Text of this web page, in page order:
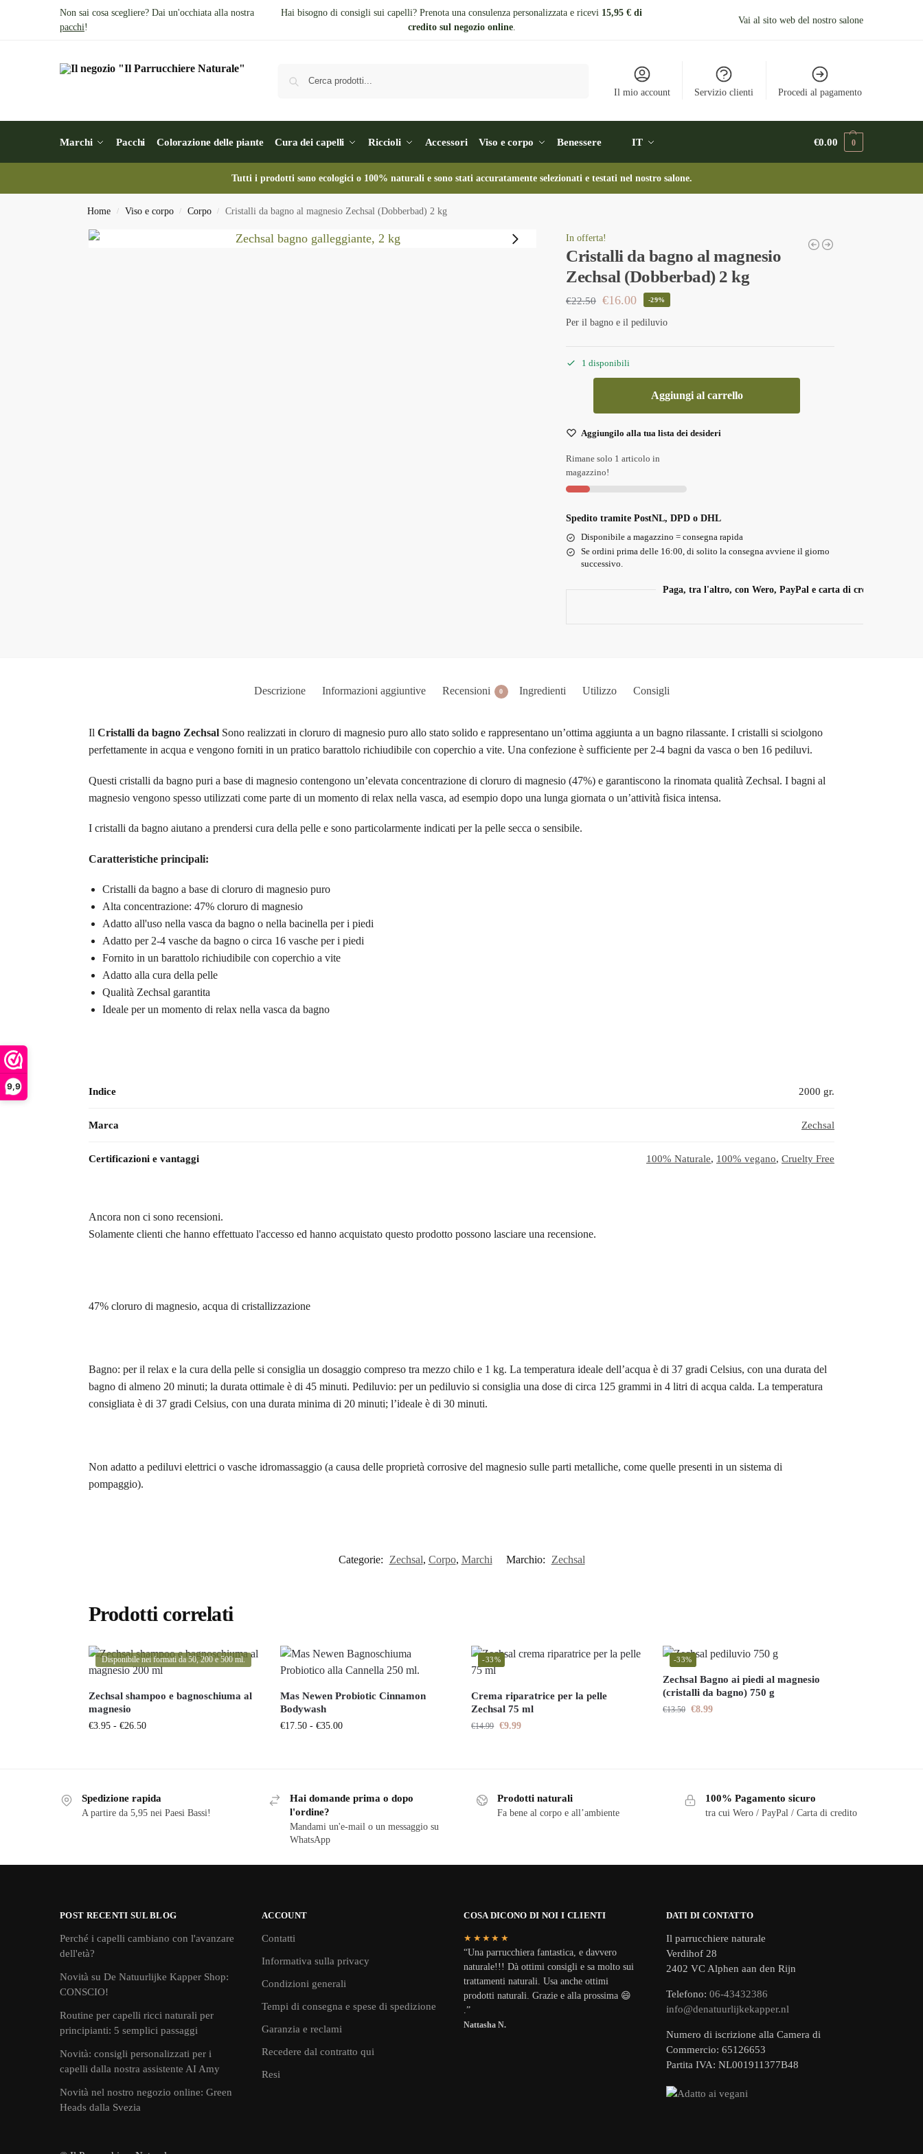
9,9
Non sai cosa scegliere? Dai un'occhiata alla nostra
pacchi!
Hai bisogno di consigli sui capelli? Prenota una consulenza personalizzata e ricevi 15,95 € di
credito sul negozio online.
Vai al sito web del nostro salone
Il mio account Servizio clienti Procedi al pagamento
Marchi Pacchi Colorazione delle piante Cura dei capelli Riccioli Accessori Viso e corpo Benessere IT €0.00 0
Tutti i prodotti sono ecologici o 100% naturali e sono stati accuratamente selezionati e testati nel nostro salone.
Home / Viso e corpo / Corpo / Cristalli da bagno al magnesio Zechsal (Dobberbad) 2 kg
In offerta!
Cristalli da bagno al magnesio
Zechsal (Dobberbad) 2 kg
€22.50 €16.00 -29%
Per il bagno e il pediluvio
1 disponibili
Aggiungi al carrello
Aggiungilo alla tua lista dei desideri
Rimane solo 1 articolo in
magazzino!
Spedito tramite PostNL, DPD o DHL
Disponibile a magazzino = consegna rapida
Se ordini prima delle 16:00, di solito la consegna avviene il giorno
successivo.
Paga, tra l'altro, con Wero, PayPal e carta di credito
Descrizione Informazioni aggiuntive Recensioni 0 Ingredienti Utilizzo Consigli
Il Cristalli da bagno ZechsalSono realizzati in cloruro di magnesio puro allo stato solido e rappresentano un’ottima aggiunta a un bagno rilassante. I cristalli si sciolgono
perfettamente in acqua e vengono forniti in un pratico barattolo richiudibile con coperchio a vite. Una confezione è sufficiente per 2-4 bagni da vasca o ben 16 pediluvi.
Questi cristalli da bagno puri a base di magnesio contengono un’elevata concentrazione di cloruro di magnesio (47%) e garantiscono la rinomata qualità Zechsal. I bagni al
magnesio vengono spesso utilizzati come parte di un momento di relax nella vasca, ad esempio dopo una lunga giornata o un’attività fisica intensa.
I cristalli da bagno aiutano a prendersi cura della pelle e sono particolarmente indicati per la pelle secca o sensibile.
Caratteristiche principali:
Cristalli da bagno a base di cloruro di magnesio puro
Alta concentrazione: 47% cloruro di magnesio
Adatto all'uso nella vasca da bagno o nella bacinella per i piedi
Adatto per 2-4 vasche da bagno o circa 16 vasche per i piedi
Fornito in un barattolo richiudibile con coperchio a vite
Adatto alla cura della pelle
Qualità Zechsal garantita
Ideale per un momento di relax nella vasca da bagno
Indice 2000 gr.
Marca Zechsal
Certificazioni e vantaggi 100% Naturale, 100% vegano, Cruelty Free
Ancora non ci sono recensioni.
Solamente clienti che hanno effettuato l'accesso ed hanno acquistato questo prodotto possono lasciare una recensione.
47% cloruro di magnesio, acqua di cristallizzazione
Bagno: per il relax e la cura della pelle si consiglia un dosaggio compreso tra mezzo chilo e 1 kg. La temperatura ideale dell’acqua è di 37 gradi Celsius, con una durata del
bagno di almeno 20 minuti; la durata ottimale è di 45 minuti. Pediluvio: per un pediluvio si consiglia una dose di circa 125 grammi in 4 litri di acqua calda. La temperatura
consigliata è di 37 gradi Celsius, con una durata minima di 20 minuti; l’ideale è di 30 minuti.
Non adatto a pediluvi elettrici o vasche idromassaggio (a causa delle proprietà corrosive del magnesio sulle parti metalliche, come quelle presenti in un sistema di
pompaggio).
Categorie: Zechsal, Corpo, Marchi Marchio: Zechsal
Prodotti correlati
Disponibile nei formati da 50, 200 e 500 ml.
Zechsal shampoo e bagnoschiuma al
magnesio
€3.95 - €26.50
Mas Newen Probiotic Cinnamon
Bodywash
€17.50 - €35.00
-33%
Crema riparatrice per la pelle
Zechsal 75 ml
€14.99 €9.99
-33%
Zechsal Bagno ai piedi al magnesio
(cristalli da bagno) 750 g
€13.50 €8.99
Spedizione rapida
A partire da 5,95 nei Paesi Bassi!
Hai domande prima o dopo
l'ordine?
Mandami un'e-mail o un messaggio su
WhatsApp
Prodotti naturali
Fa bene al corpo e all’ambiente
100% Pagamento sicuro
tra cui Wero / PayPal / Carta di credito
POST RECENTI SUL BLOG
Perché i capelli cambiano con l'avanzare
dell'età?
Novità su De Natuurlijke Kapper Shop:
CONSCIO!
Routine per capelli ricci naturali per
principianti: 5 semplici passaggi
Novità: consigli personalizzati per i
capelli dalla nostra assistente AI Amy
Novità nel nostro negozio online: Green
Heads dalla Svezia
ACCOUNT
Contatti
Informativa sulla privacy
Condizioni generali
Tempi di consegna e spese di spedizione
Garanzia e reclami
Recedere dal contratto qui
Resi
COSA DICONO DI NOI I CLIENTI
★★★★★
“Una parrucchiera fantastica, e davvero
naturale!!! Dà ottimi consigli e sa molto sui
trattamenti naturali. Usa anche ottimi
prodotti naturali. Grazie e alla prossima 😄
.”
Nattasha N.
DATI DI CONTATTO
Il parrucchiere naturale
Verdihof 28
2402 VC Alphen aan den Rijn
Telefono: 06-43432386
info@denatuurlijkekapper.nl
Numero di iscrizione alla Camera di
Commercio: 65126653
Partita IVA: NL001911377B48